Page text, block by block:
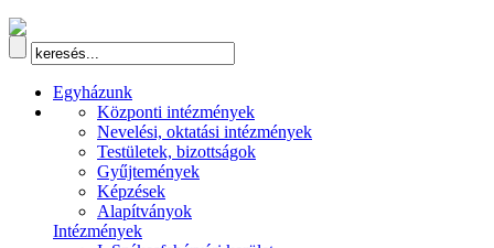
Egyházunk
Központi intézmények
Nevelési, oktatási intézmények
Testületek, bizottságok
Gyűjtemények
Képzések
Alapítványok
Intézmények